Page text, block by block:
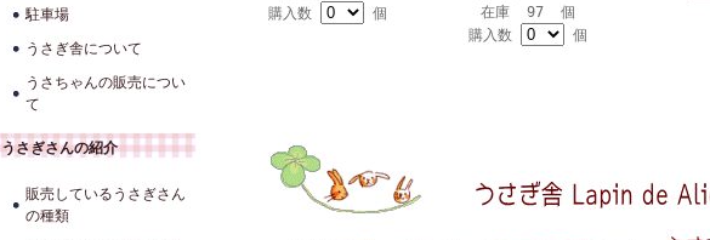
駐車場
うさぎ舎について
うさちゃんの販売につい
て
うさぎさんの紹介
販売しているうさぎさん
の種類
購入数
個
在庫 97 個
購入数
個